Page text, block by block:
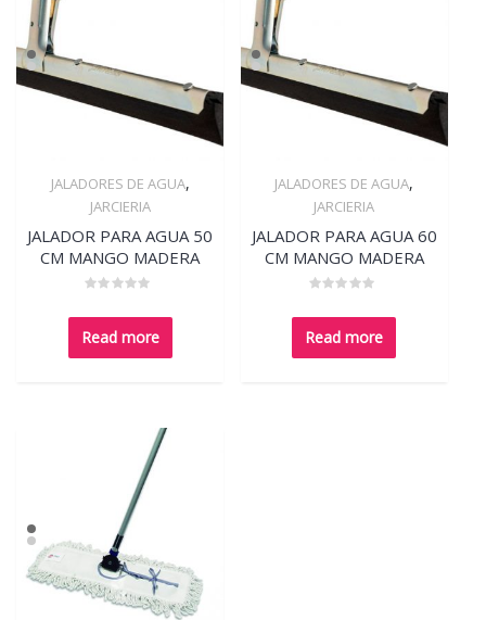
Quick View
JALADORES DE AGUA,
JARCIERIA
JALADOR PARA AGUA 50
CM MANGO MADERA
0
out
of
Read more
Quick View
JALADORES DE AGUA,
JARCIERIA
JALADOR PARA AGUA 60
CM MANGO MADERA
0
out
of
Read more